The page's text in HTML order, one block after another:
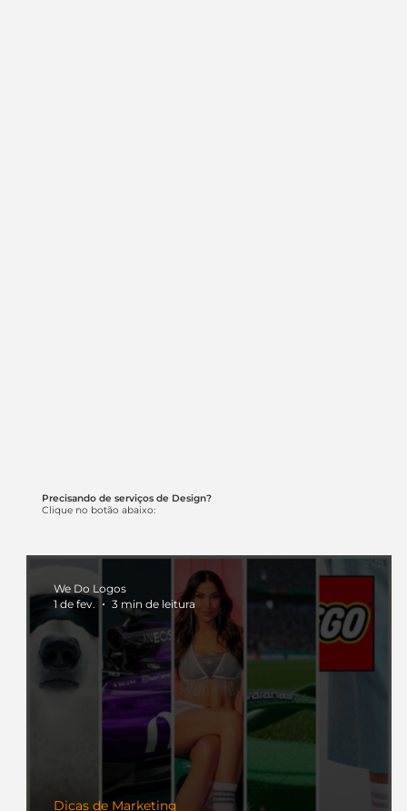
Precisando de serviços de Design?
Clique no botão abaixo:
Dicas de Marketing
We Do Logos
1 de fev.
3 min de leitura